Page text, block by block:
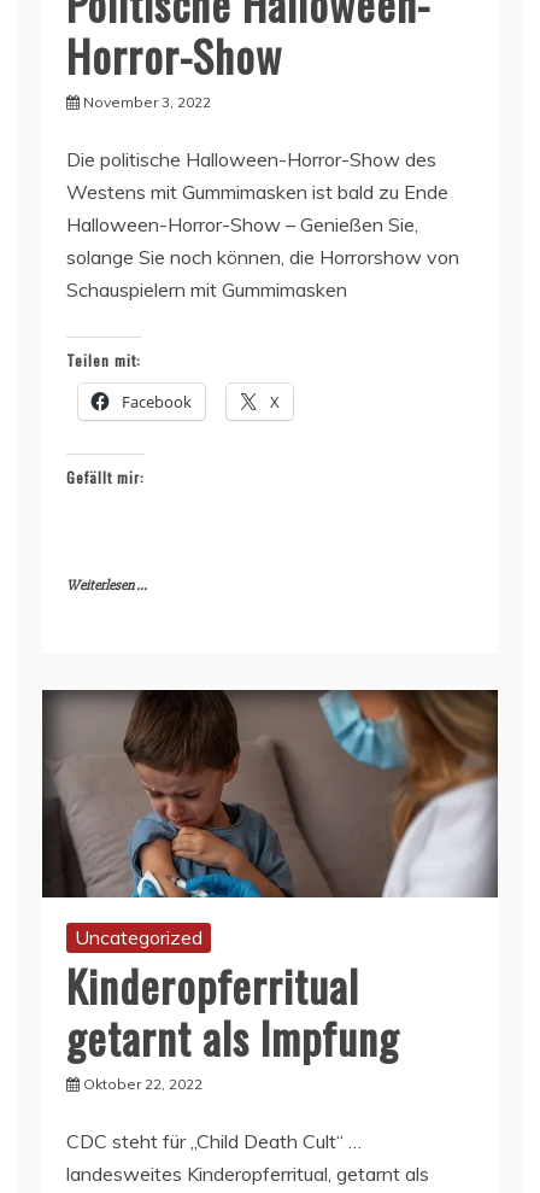
Horror-Show
November 3, 2022
Die politische Halloween-Horror-Show des
Westens mit Gummimasken ist bald zu Ende
Halloween-Horror-Show – Genießen Sie,
solange Sie noch können, die Horrorshow von
Schauspielern mit Gummimasken
Teilen mit:
Facebook X
Gefällt mir:
Weiterlesen ...
Uncategorized
Kinderopferritual
getarnt als Impfung
Oktober 22, 2022
CDC steht für „Child Death Cult“ …
landesweites Kinderopferritual, getarnt als